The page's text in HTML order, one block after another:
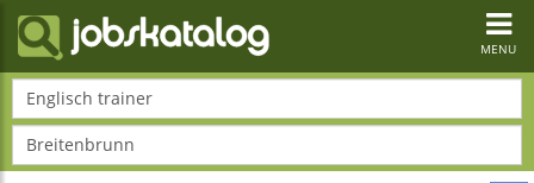
MENU
Englisch trainer
Breitenbrunn